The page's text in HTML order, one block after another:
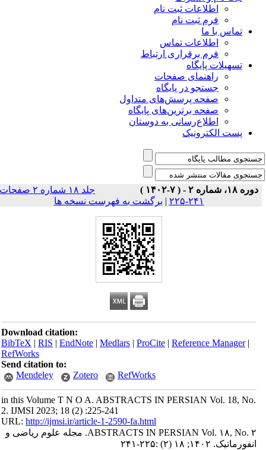
اطلاعات ثبت نام
فرم ثبت نام
تماس با ما
اطلاعات تماس
فرم برقراری ارتباط
تسهیلات پایگاه
راهنمای صفحات
جستجو در پایگاه
صفحه پرسش‌های متداول
صفحه برترین‌های پایگاه
اطلاع‌رسانی به دوستان
پست الکترونیک
دوره ۱۸، شماره ۲ - ( ۷-۱۴۰۲ )
جلد ۱۸ شماره ۲ صفحات
۲۴۱-۲۲۵
|برگشت به فهرست نسخه ها
Download citation:
BibTeX|RIS|EndNote|Medlars|ProCite|Reference Manager
RefWorks
Send citation to:
Mendeley
Zotero RefWorks
in this Volume T N O A. ABSTRACTS IN PERSIAN Vol. 18, No.
2. IJMSI 2023; 18 (2) :225-241
URL:http://ijmsi.ir/article-1-2590-fa.html
ABSTRACTS IN PERSIAN Vol. ۱۸, No. ۲. مجله علوم ریاضی و
انفورماتیک. ۱۴۰۲; ۱۸ (۲) :۲۲۵-۲۴۱